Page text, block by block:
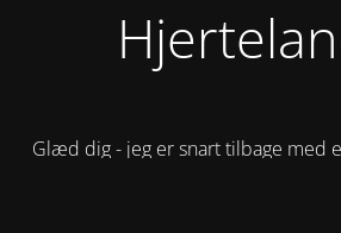
Glæd dig - jeg er snart tilbage med